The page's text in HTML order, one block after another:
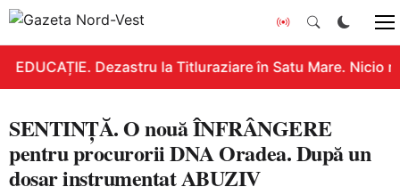
EDUCAȚIE. Dezastru la Titluraziare în Satu Mare. Nicio
SENTINȚĂ. O nouă ÎNFRÂNGERE
pentru procurorii DNA Oradea. După un
dosar instrumentat ABUZIV